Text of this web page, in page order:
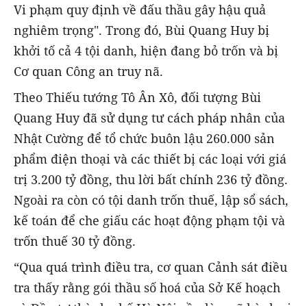
Vi phạm quy định về đấu thầu gây hậu quả
nghiêm trọng". Trong đó, Bùi Quang Huy bị
khởi tố cả 4 tội danh, hiện đang bỏ trốn và bị
Cơ quan Công an truy nã.
Theo Thiếu tướng Tô Ân Xô, đối tượng Bùi
Quang Huy đã sử dụng tư cách pháp nhân của
Nhật Cường để tổ chức buôn lậu 260.000 sản
phẩm điện thoại và các thiết bị các loại với giá
trị 3.200 tỷ đồng, thu lời bất chính 236 tỷ đồng.
Ngoài ra còn có tội danh trốn thuế, lập sổ sách,
kế toán để che giấu các hoạt động phạm tội và
trốn thuế 30 tỷ đồng.
“Qua quá trình điều tra, cơ quan Cảnh sát điều
tra thấy rằng gói thầu số hoá của Sở Kế hoạch